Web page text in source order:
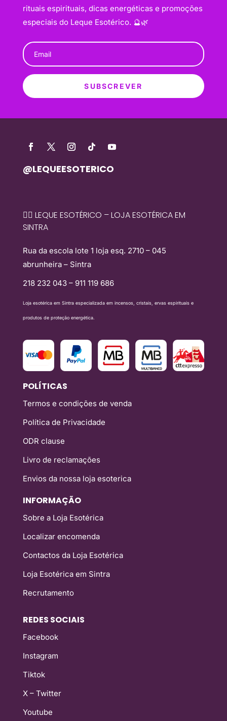
rituais espirituais, dicas energéticas e promoções
especiais do Leque Esotérico. 🔮🌿
SUBSCREVER
@LEQUEESOTERICO
🧙‍♀️ LEQUE ESOTÉRICO – LOJA ESOTÉRICA EM
SINTRA
Rua da escola lote 1 loja esq. 2710 – 045
abrunheira – Sintra
218 232 043 – 911 119 686
Loja esotérica em Sintra especializada em incensos, cristais, ervas espirituais e
produtos de proteção energética.
POLÍTICAS
Termos e condições de venda
Política de Privacidade
ODR clause
Livro de reclamações
Envios da nossa loja esoterica
INFORMAÇÃO
Sobre a Loja Esotérica
Localizar encomenda
Contactos da Loja Esotérica
Loja Esotérica em Sintra
Recrutamento
REDES SOCIAIS
Facebook
Instagram
Tiktok
X – Twitter
Youtube